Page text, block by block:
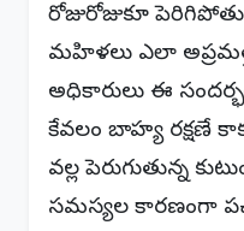
రోజురోజుకూ
మహిళలు ఎలా
అధికారులు ఈ
కేవలం బాహ్య రక్షణే
వల్ల పెరుగుతున్న
సమస్యల కారణంగా